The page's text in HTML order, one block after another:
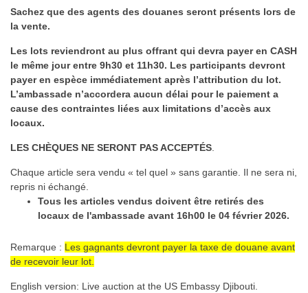
Sachez que des agents des douanes seront présents lors de
la vente.
Les lots reviendront au plus offrant qui devra payer en CASH
le même jour entre 9h30 et 11h30. Les participants devront
payer en espèce immédiatement après l’attribution du lot.
L’ambassade n’accordera aucun délai pour le paiement a
cause des contraintes liées aux limitations d’accès aux
locaux.
LES CHÈQUES NE SERONT PAS ACCEPTÉS
Chaque article sera vendu « tel quel » sans garantie. Il ne sera ni,
repris ni échangé.
Tous les articles vendus doivent être retirés des
locaux de l'ambassade avant 16h00 le 04 février 2026.
Remarque : Les gagnants devront payer la taxe de douane avant
de recevoir leur lot.
English version: Live auction at the US Embassy Djibouti.